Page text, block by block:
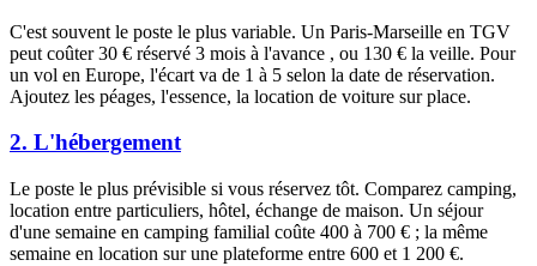
C'est souvent le poste le plus variable. Un Paris-Marseille en TGV
peut coûter 30 € réservé 3 mois à l'avance , ou 130 € la veille. Pour
un vol en Europe, l'écart va de 1 à 5 selon la date de réservation.
Ajoutez les péages, l'essence, la location de voiture sur place.
2. L'hébergement
Le poste le plus prévisible si vous réservez tôt. Comparez camping,
location entre particuliers, hôtel, échange de maison. Un séjour
d'une semaine en camping familial coûte 400 à 700 € ; la même
semaine en location sur une plateforme entre 600 et 1 200 €.